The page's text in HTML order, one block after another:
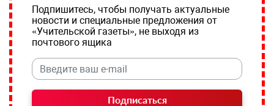
Подпишитесь, чтобы получать актуальные
новости и специальные предложения от
«Учительской газеты», не выходя из
почтового ящика
Подписаться